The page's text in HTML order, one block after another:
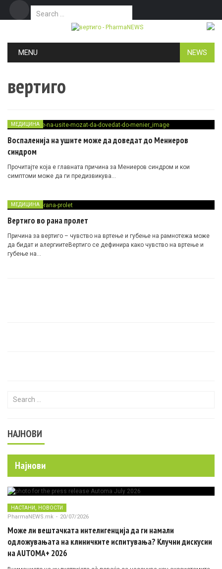
Search for:
MENU NEWS
вертиго
МЕДИЦИНА
Воспаленија на ушите може да доведат до Мениеров
синдром
Прочитајте која е главната причина за Мениеров синдром и кои
симптоми може да ги предизвикува…
МЕДИЦИНА
Вертиго во рана пролет
Причина за вертиго – чувство на вртење и губење на рамнотежа може
да бидат и алергиитеВертиго се дефинира како чувство на вртење и
губење на…
Search for:
НАЈНОВИ
Најнови
НАСТАНИ, НОВОСТИ
PharmaNEWS.mk - 20/07/2026
Може ли вештачката интелигенција да ги намали
одложувањата на клиничките испитувања? Клучни дискусии
на AUTOMA+ 2026